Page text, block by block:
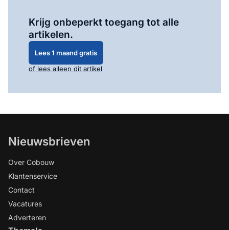
Krijg onbeperkt toegang tot alle
artikelen.
Lees 1 maand gratis
of lees alleen dit artikel
Nieuwsbrieven
Over Cobouw
Klantenservice
Contact
Vacatures
Adverteren